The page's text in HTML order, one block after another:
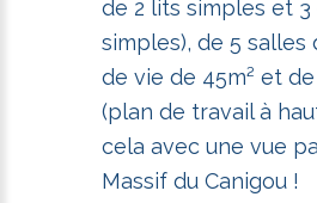
de 2 lits simples et
simples), de 5 salles
de vie de 45m² et
(plan de travail à
cela avec une vue
Massif du Canigou !